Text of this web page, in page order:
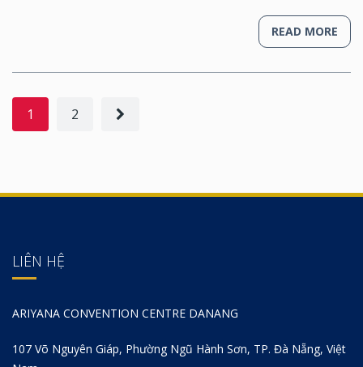
READ MORE
1 2
LIÊN HỆ
ARIYANA CONVENTION CENTRE DANANG
107 Võ Nguyên Giáp, Phường Ngũ Hành Sơn, TP. Đà Nẵng, Việt